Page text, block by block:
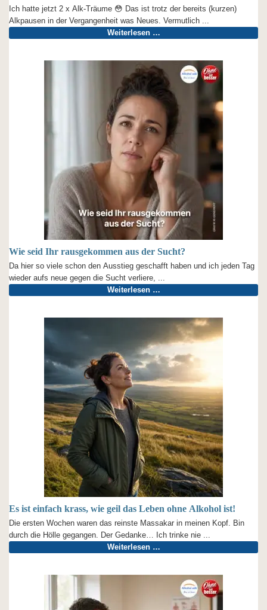
Ich hatte jetzt 2 x Alk-Träume 😳 Das ist trotz der bereits (kurzen)
Alkpausen in der Vergangenheit was Neues. Vermutlich ...
Weiterlesen …
Wie seid Ihr rausgekommen aus der Sucht?
Da hier so viele schon den Ausstieg geschafft haben und ich jeden Tag
wieder aufs neue gegen die Sucht verliere, ...
Weiterlesen …
Es ist einfach krass, wie geil das Leben ohne Alkohol ist!
Die ersten Wochen waren das reinste Massakar in meinen Kopf. Bin
durch die Hölle gegangen. Der Gedanke… Ich trinke nie ...
Weiterlesen …